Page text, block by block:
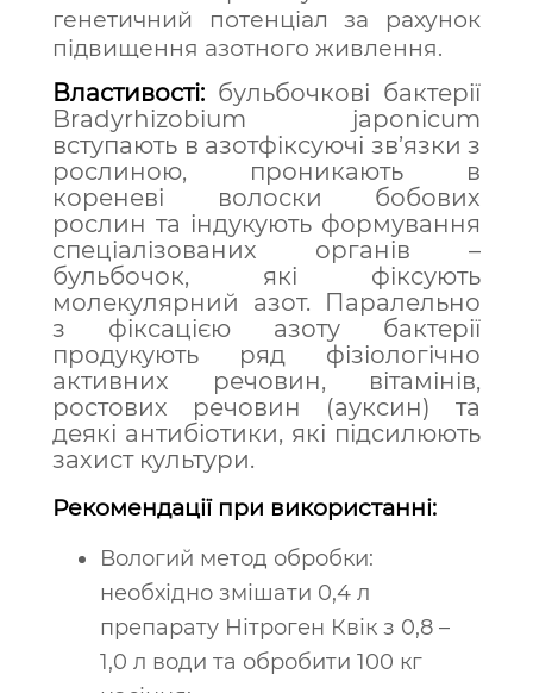
генетичний потенціал за рахунок
підвищення азотного живлення.
Властивості: бульбочкові бактерії
Bradyrhizobium japonicum
вступають в азотфіксуючі зв’язки з
рослиною, проникають в
кореневі волоски бобових
рослин та індукують формування
спеціалізованих органів –
бульбочок, які фіксують
молекулярний азот. Паралельно
з фіксацією азоту бактерії
продукують ряд фізіологічно
активних речовин, вітамінів,
ростових речовин (ауксин) та
деякі антибіотики, які підсилюють
захист культури.
Рекомендації при використанні:
Вологий метод обробки:
необхідно змішати 0,4 л
препарату Нітроген Квік з 0,8 –
1,0 л води та обробити 100 кг